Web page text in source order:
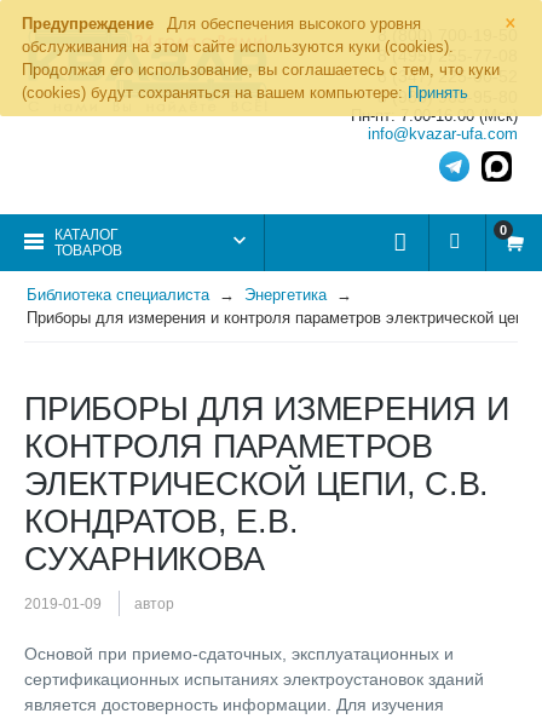
×
Предупреждение
Для обеспечения высокого уровня
обслуживания на этом сайте используются куки (cookies).
Продолжая его использование, вы соглашаетесь с тем, что куки
(cookies) будут сохраняться на вашем компьютере: Принять
8 (800) 700-19-50
8 (495) 255-77-08
8 (347) 225-00-52
8 (986) 963-95-80
Пн-пт: 7.00-16.00 (Мск)
info@kvazar-ufa.com
КАТАЛОГ
ТОВАРОВ
0
Библиотека специалиста
Энергетика
Приборы для измерения и контроля параметров электрической
ПРИБОРЫ ДЛЯ ИЗМЕРЕНИЯ И
КОНТРОЛЯ ПАРАМЕТРОВ
ЭЛЕКТРИЧЕСКОЙ ЦЕПИ, С.В.
КОНДРАТОВ, Е.В.
СУХАРНИКОВА
2019-01-09 автор
Основой при приемо-сдаточных, эксплуатационных и
сертификационных испытаниях электроустановок зданий
является достоверность информации. Для изучения